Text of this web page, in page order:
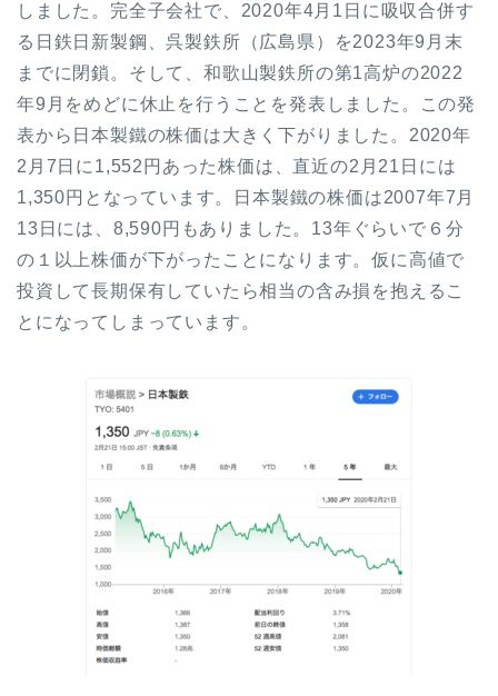
しました。完全子会社で、2020年4月1日に吸収合併す
る日鉄日新製鋼、呉製鉄所（広島県）を2023年9月末
までに閉鎖。そして、和歌山製鉄所の第1高炉の2022
年9月をめどに休止を行うことを発表しました。この発
表から日本製鐵の株価は大きく下がりました。2020年
2月7日に1,552円あった株価は、直近の2月21日には
1,350円となっています。日本製鐵の株価は2007年7月
13日には、8,590円もありました。13年ぐらいで６分
の１以上株価が下がったことになります。仮に高値で
投資して長期保有していたら相当の含み損を抱えるこ
とになってしまっています。